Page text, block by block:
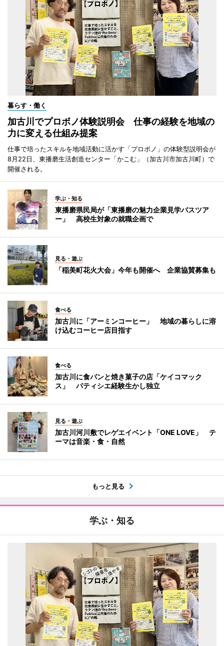
暮らす・働く
加古川でプロボノ体験説明会 仕事の経験を地域の
力に変える仕組み提案
仕事で培ったスキルを地域活動に活かす「プロボノ」の体験型説明会が
8月22日、東播磨生活創造センター「かこむ」（加古川市加古川町）で
開催される。
学ぶ・知る
東播磨県民局が「東播磨の魅力企業見学バスツア
ー」 高校生対象の就職企画で
見る・遊ぶ
「稲美町花火大会」今年も開催へ 企業協賛募集も
食べる
加古川に「アーミンコーヒー」 地域の暮らしに溶
け込むコーヒー店目指す
食べる
加古川に食パンと焼き菓子の店「ケイコマック
ス」 パティシエ経験生かし独立
見る・遊ぶ
加古川河川敷でレゲエイベント「ONE LOVE」 テ
ーマは音楽・食・自然
もっと見る
学ぶ・知る